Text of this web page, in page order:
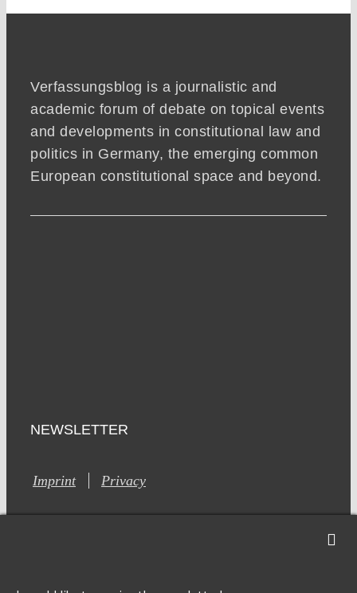
Verfassungsblog is a journalistic and
academic forum of debate on topical events
and developments in constitutional law and
politics in Germany, the emerging common
European constitutional space and beyond.
NEWSLETTER
Imprint Privacy